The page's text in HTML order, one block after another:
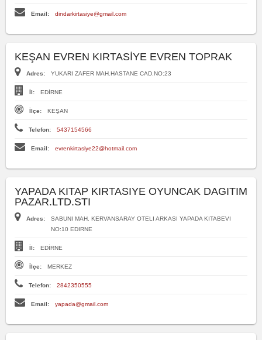
Email: dindarkirtasiye@gmail.com
KEŞAN EVREN KIRTASİYE EVREN TOPRAK
Adres: YUKARI ZAFER MAH.HASTANE CAD.NO:23
İl: EDİRNE
İlçe: KEŞAN
Telefon: 5437154566
Email: evrenkirtasiye22@hotmail.com
YAPADA KITAP KIRTASIYE OYUNCAK DAGITIM
PAZAR.LTD.STI
Adres:
SABUNI MAH. KERVANSARAY OTELI ARKASI YAPADA KITABEVI
NO:10 EDIRNE
İl: EDİRNE
İlçe: MERKEZ
Telefon: 2842350555
Email: yapada@gmail.com